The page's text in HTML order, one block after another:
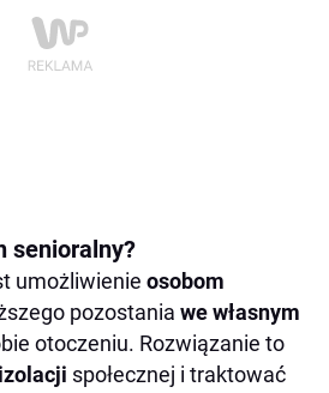
senioralny?
umożliwienie osobom
pozostania wewłasnym
otoczeniu. Rozwiązanie to
społecznej i traktować